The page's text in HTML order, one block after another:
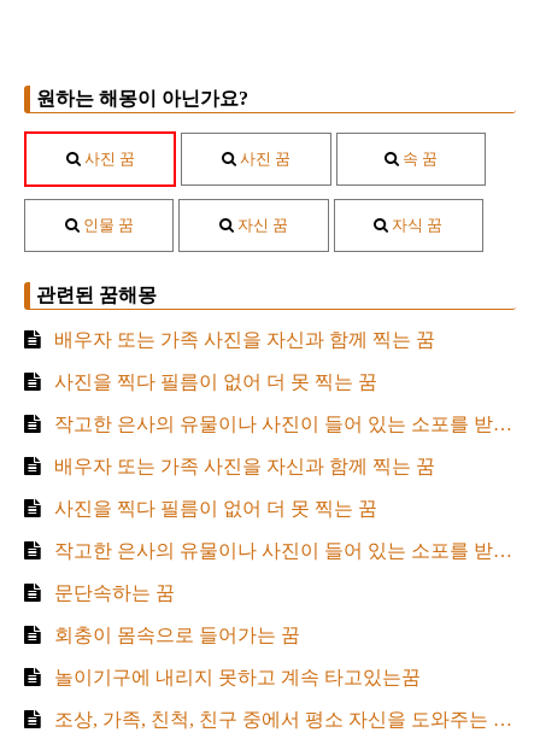
원하는 해몽이 아닌가요?
사진 꿈 사진 꿈 속 꿈
인물 꿈 자신 꿈 자식 꿈
관련된 꿈해몽
배우자 또는 가족 사진을 자신과 함께 찍는 꿈
사진을 찍다 필름이 없어 더 못 찍는 꿈
작고한 은사의 유물이나 사진이 들어 있는 소포를 받는 꿈
배우자 또는 가족 사진을 자신과 함께 찍는 꿈
사진을 찍다 필름이 없어 더 못 찍는 꿈
작고한 은사의 유물이나 사진이 들어 있는 소포를 받는 꿈
문단속하는 꿈
회충이 몸속으로 들어가는 꿈
놀이기구에 내리지 못하고 계속 타고있는꿈
조상, 가족, 친척, 친구 중에서 평소 자신을 도와주는 인물이 나타나는 꿈